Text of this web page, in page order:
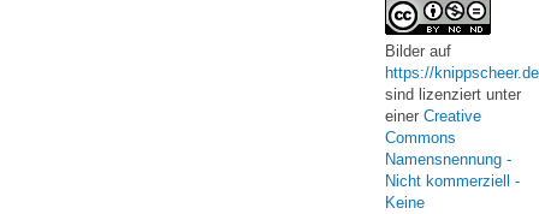
Bilder auf
https://knippscheer.de
sind lizenziert unter
einer Creative
Commons
Namensnennung -
Nicht kommerziell -
Keine